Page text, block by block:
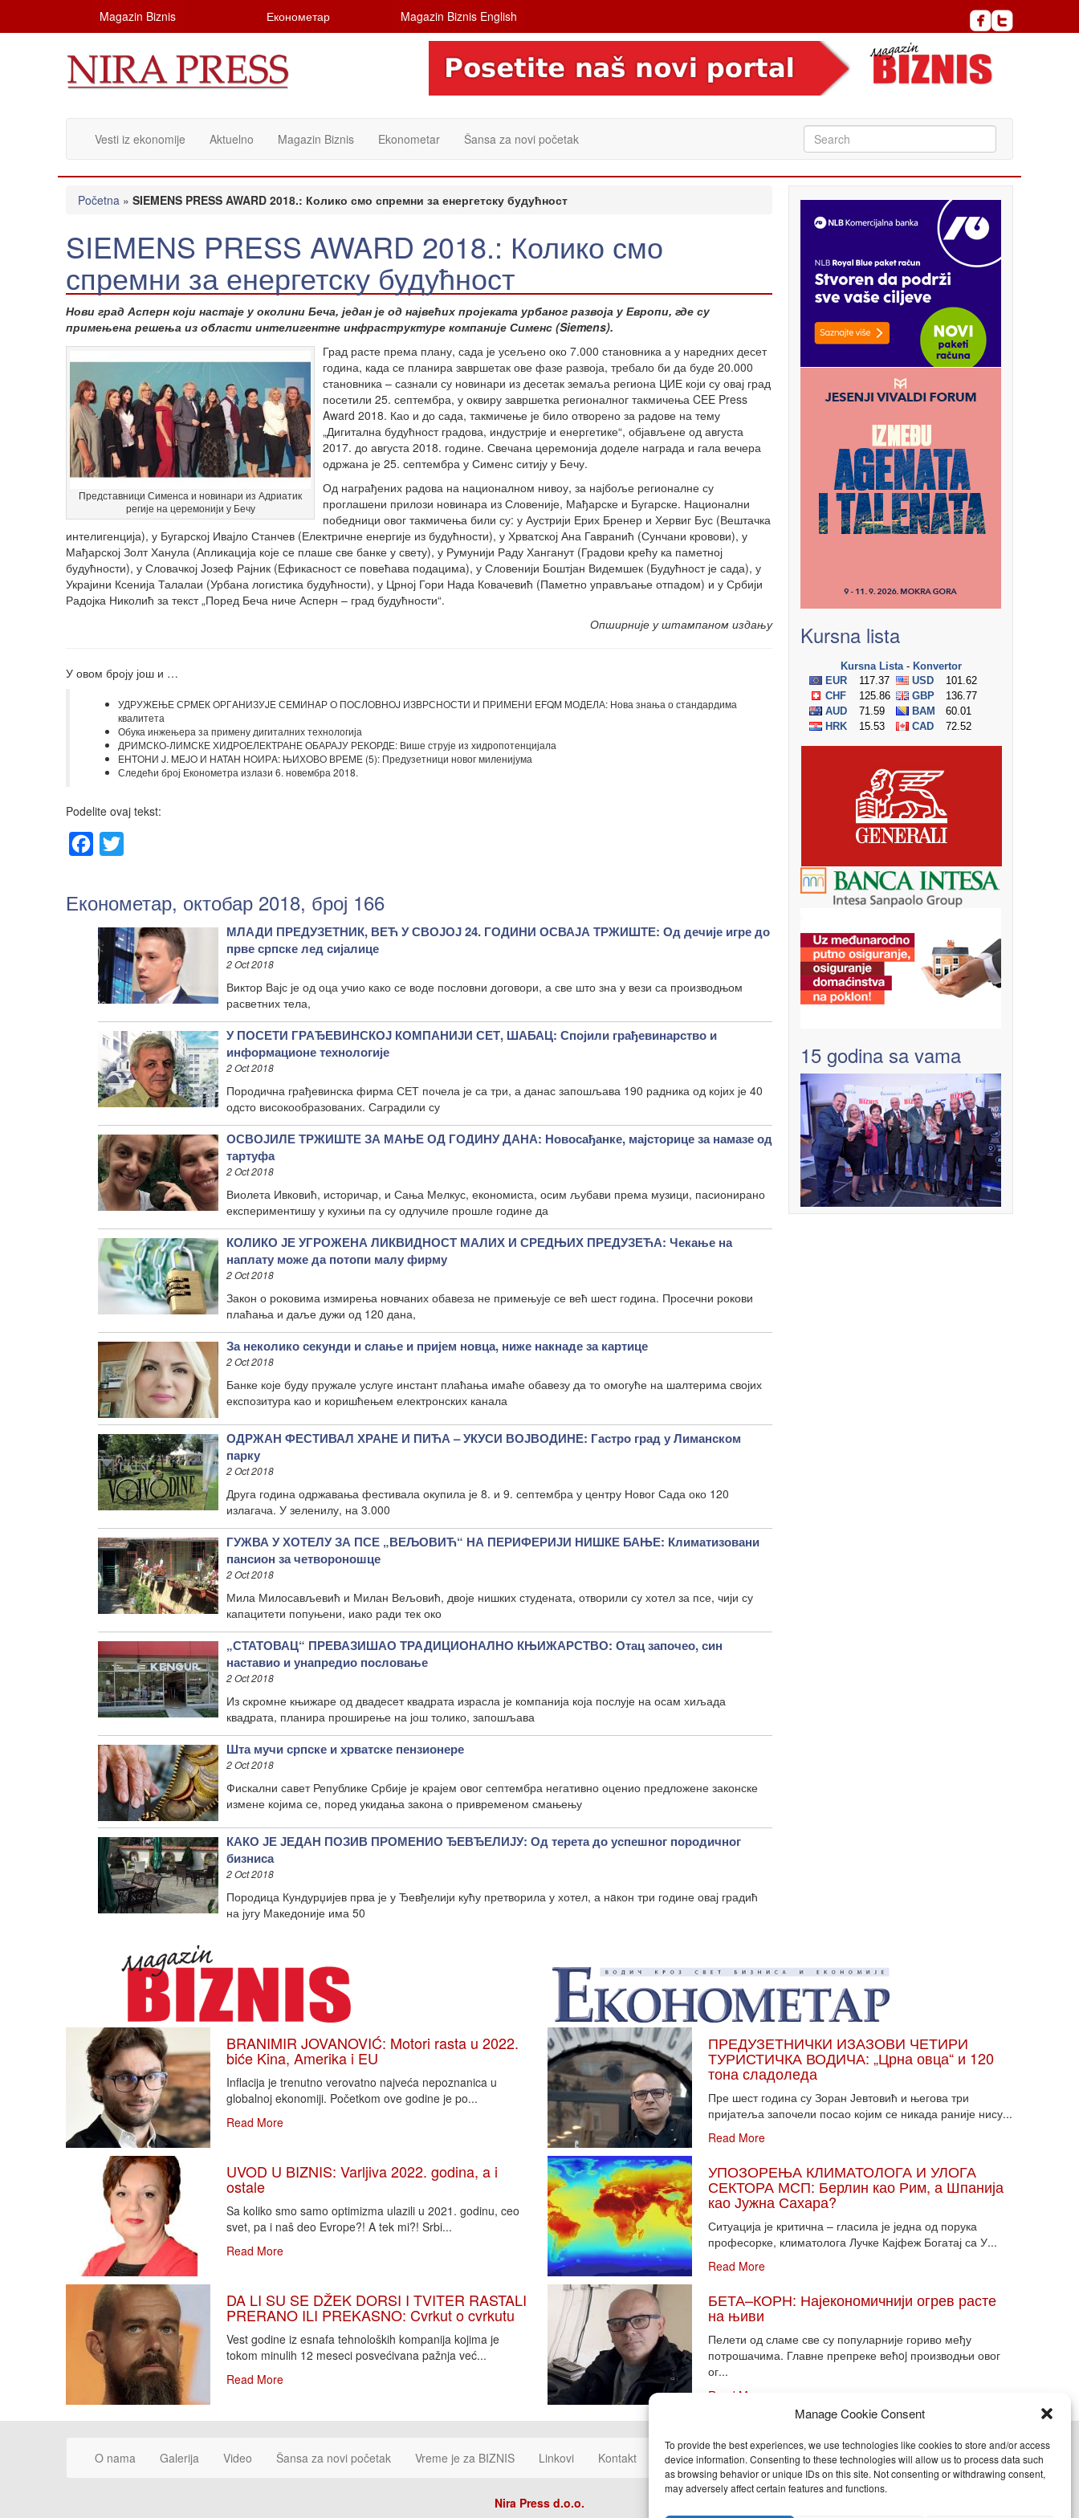
Manage Cookie Consent
To provide the best experiences, we use technologies like cookies to store and/or access
device information. Consenting to these technologies will allow us to process data such
as browsing behavior or unique IDs on this site. Not consenting or withdrawing consent,
may adversely affect certain features and functions.
Magazin Biznis Економетар Magazin Biznis English
Vesti iz ekonomije Aktuelno Magazin Biznis Ekonometar Šansa za novi početak
Početna » SIEMENS PRESS AWARD 2018.: Колико смо спремни за енергетску будућност
SIEMENS PRESS AWARD 2018.: Колико смо
спремни за енергетску будућност
Нови град Асперн који настаје у околини Беча, један је од највећих пројеката урбаног развоја у Европи, где су
примењена решења из области интелигентне инфраструктуре компаније Сименс (Siemens).
Представници Сименса и новинари из Адриатик
регије на церемонији у Бечу
Град расте према плану, сада је усељено око 7.000 становника а у наредних десет
година, када се планира завршетак ове фазе развоја, требало би да буде 20.000
становника – сазнали су новинари из десетак земаља региона ЦИЕ који су овај град
посетили 25. септембра, у оквиру завршетка регионалног такмичења CEE Press
Award 2018. Као и до сада, такмичење је било отворено за радове на тему
„Дигитална будућност градова, индустрије и енергетике“, објављене од августа
2017. до августа 2018. године. Свечана церемонија доделе награда и гала вечера
одржана је 25. септембра у Сименс ситију у Бечу.
Од награђених радова на националном нивоу, за најбоље регионалне су
проглашени прилози новинара из Словеније, Мађарске и Бугарске. Национални
победници овог такмичења били су: у Аустрији Ерих Бренер и Хервиг Бус (Вештачка
интелигенција), у Бугарској Ивајло Станчев (Електричне енергије из будућности), у Хрватској Ана Гавранић (Сунчани кровови), у
Мађарској Золт Ханула (Апликација које се плаше све банке у свету), у Румунији Раду Ханганут (Градови крећу ка паметној
будућности), у Словачкој Јозеф Рајник (Ефикасност се повећава подацима), у Словенији Боштјан Видемшек (Будућност је сада), у
Украјини Ксенија Талалаи (Урбана логистика будућности), у Црној Гори Нада Ковачевић (Паметно управљање отпадом) и у Србији
Радојка Николић за текст „Поред Беча ниче Асперн – град будућности“.
Опширније у штампаном издању
У овом броју још и …
УДРУЖEЊЕ СРMEК OРГAНИЗУJE СEMИНAР O ПOСЛOВНOJ ИЗВРСНOСTИ И ПРИМЕНИ EFQM МОДЕЛА: Нова знања о стандардима
квалитета
Обука инжењера за примену дигиталних технологија
ДРИМСКО-ЛИМСКЕ ХИДРОЕЛЕКТРАНЕ ОБАРАЈУ РЕКОРДЕ: Више струје из хидропотенцијала
EНTOНИ J. MEJO И НATAН НOИРA: ЊИХOВO ВРEME (5): Предузетници новог миленијума
Следећи број Економетра излази 6. новембра 2018.
Podelite ovaj tekst:
Facebook
Економетар, октобар 2018, број 166
МЛАДИ ПРЕДУЗЕТНИК, ВЕЋ У СВОЈОЈ 24. ГОДИНИ ОСВАЈА ТРЖИШТЕ: Од дечије игре до
прве српске лед сијалице
2 Oct 2018
Виктор Вајс је од оца учио како се воде пословни договори, а све што зна у вези са производњом
расветних тела,
У ПОСЕТИ ГРАЂЕВИНСКОЈ КОМПАНИЈИ СЕТ, ШАБАЦ: Спојили грађевинарство и
информационе технологије
2 Oct 2018
Породична грађевинска фирма СЕТ почела је са три, а данас запошљава 190 радника од којих је 40
одсто високообразованих. Саградили су
ОСВОЈИЛЕ ТРЖИШТЕ ЗА МАЊЕ ОД ГОДИНУ ДАНА: Новосађанке, мајсторице за намазе од
тартуфа
2 Oct 2018
Виолета Ивковић, историчар, и Сања Мелкус, економиста, осим љубави према музици, пасионирано
експериментишу у кухињи па су одлучиле прошле године да
КОЛИКО ЈЕ УГРОЖЕНА ЛИКВИДНОСТ МАЛИХ И СРЕДЊИХ ПРЕДУЗЕЋА: Чекање на
наплату може да потопи малу фирму
2 Oct 2018
Закон о роковима измирења новчаних обавеза не примењује се већ шест година. Просечни рокови
плаћања и даље дужи од 120 дана,
За неколико секунди и слање и пријем новца, ниже накнаде за картице
2 Oct 2018
Банке које буду пружале услуге инстант плаћања имаће обавезу да то омогуће на шалтерима својих
експозитура као и коришћењем електронских канала
ОДРЖАН ФЕСТИВАЛ ХРАНЕ И ПИЋА – УКУСИ ВОЈВОДИНЕ: Гастро град у Лиманском
парку
2 Oct 2018
Друга година одржавања фестивала окупила је 8. и 9. септембра у центру Новог Сада око 120
излагача. У зеленилу, на 3.000
ГУЖВА У ХОТЕЛУ ЗА ПСЕ „ВЕЉОВИЋ“ НА ПЕРИФЕРИЈИ НИШКЕ БАЊЕ: Климатизовани
пансион за четвороношце
2 Oct 2018
Мила Милосављевић и Милан Вељовић, двоје нишких студената, отворили су хотел за псе, чији су
капацитети попуњени, иако ради тек око
„СТАТОВАЦ“ ПРЕВАЗИШАО ТРАДИЦИОНАЛНО КЊИЖАРСТВО: Отац започео, син
наставио и унапредио пословање
2 Oct 2018
Из скромне књижаре од двадесет квадрата израсла је компанија која послује на осам хиљада
квадрата, планира проширење на још толико, запошљава
Шта мучи српске и хрватске пензионере
2 Oct 2018
Фискални савет Републике Србије је крајем овог септембра негативно оценио предложене законске
измене којима се, поред укидања закона о привременом смањењу
КАКО ЈЕ ЈЕДАН ПОЗИВ ПРОМЕНИО ЂЕВЂЕЛИЈУ: Од терета до успешног породичног
бизниса
2 Oct 2018
Породица Кундурџијев прва је у Ђевђелији кућу претворила у хотел, а нaкон три године овај градић
на југу Македоније има 50
Kursna lista
15 godina sa vama
BRANIMIR JOVANOVIĆ: Motori rasta u 2022.
biće Kina, Amerika i EU
Inflacija je trenutno verovatno najveća nepoznanica u
globalnoj ekonomiji. Početkom ove godine je po...
Read More
UVOD U BIZNIS: Varljiva 2022. godina, a i
ostale
Sa koliko smo samo optimizma ulazili u 2021. godinu, ceo
svet, pa i naš deo Evrope?! A tek mi?! Srbi...
Read More
DA LI SU SE DŽEK DORSI I TVITER RASTALI
PRERANO ILI PREKASNO: Cvrkut o cvrkutu
Vest godine iz esnafa tehnoloških kompanija kojima je
tokom minulih 12 meseci posvećivana pažnja već...
Read More
ПРЕДУЗЕТНИЧКИ ИЗАЗОВИ ЧЕТИРИ
ТУРИСТИЧКА ВОДИЧА: „Црна овца“ и 120
тона сладоледа
Пре шест година су Зоран Јевтовић и његова три
пријатеља започели посао којим се никада раније нису...
Read More
УПОЗОРЕЊА КЛИМАТОЛОГА И УЛОГА
СЕКТОРА МСП: Берлин као Рим, а Шпанија
као Јужна Сахара?
Ситуација је критична – гласила је једна од порука
професорке, климатолога Лучке Кајфеж Богатај са У...
Read More
БЕТА–КОРН: Најекономичнији огрев расте
на њиви
Пелети од сламе све су популарније гориво међу
потрошачима. Главне препреке већoj производњи овог
ог...
Read More
O nama Galerija Video Šansa za novi početak Vreme je za BIZNIS Linkovi Kontakt Cookie Policy (EU)
Nira Press d.o.o.